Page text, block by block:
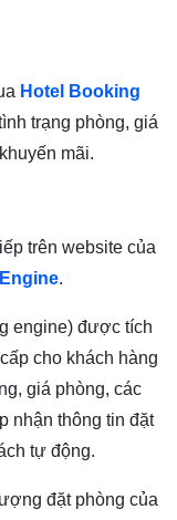
Hotel Booking
trạng phòng, giá
mãi.
trên website của
.
engine) được tích
cho khách hàng
giá phòng, các
nhận thông tin đặt
tự động.
đặt phòng của